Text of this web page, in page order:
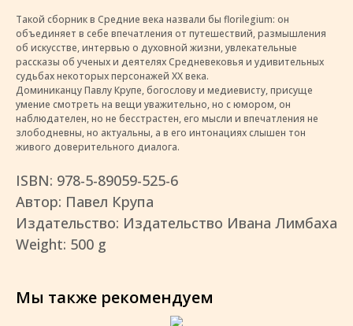
Такой сборник в Средние века назвали бы florilegium: он
объединяет в себе впечатления от путешествий, размышления
об искусстве, интервью о духовной жизни, увлекательные
рассказы об ученых и деятелях Средневековья и удивительных
судьбах некоторых персонажей XX века.
Доминиканцу Павлу Крупе, богослову и медиевисту, присуще
умение смотреть на вещи уважительно, но с юмором, он
наблюдателен, но не бесстрастен, его мысли и впечатления не
злободневны, но актуальны, а в его интонациях слышен тон
живого доверительного диалога.
ISBN: 978-5-89059-525-6
Автор: Павел Крупа
Издательство: Издательство Ивана Лимбаха
Weight: 500 g
Мы также рекомендуем